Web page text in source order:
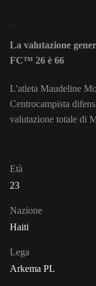
La valutazione
FC™ 26 è 66
L'atleta Maudeline
Centrocampista
valutazione totale di
Età
23
Nazione
Haiti
Lega
Arkema PL